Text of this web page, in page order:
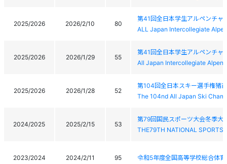
2025/2026 2026/2/10 80
第41回全日本学生アルペンチャ
ALL Japan Intercollegiate
2025/2026 2026/1/29 55
第41回全日本学生アルペンチャ
All Japan Intercollegiate Alpen
2025/2026 2026/1/28 52
第104回全日本スキー選手権猪
The 104nd All Japan Ski
2024/2025 2025/2/15 53
第79回国民スポーツ大会冬季大
THE79TH NATIONAL SPORTS
2023/2024 2024/2/11 95 令和5年度全国高等学校総合体